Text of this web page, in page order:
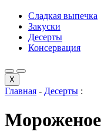
Сладкая выпечка
Закуски
Десерты
Консервация
X
Главная - Десерты :
Мороженое